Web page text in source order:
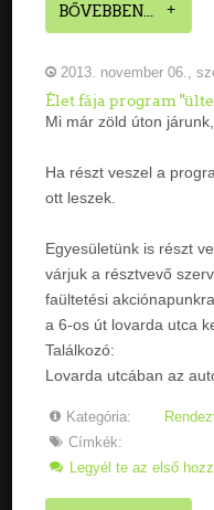
BŐVEBBEN...
2013. november 06.,
Élet fája program
Mi már zöld úton
Ha részt veszel a
ott leszek.
Egyesületünk is részt
várjuk a résztvevő
faültetési
a 6-os út lovarda utca
Találkozó:
Lovarda utcában az
Kategória:
Címkék:
Legyél te az első